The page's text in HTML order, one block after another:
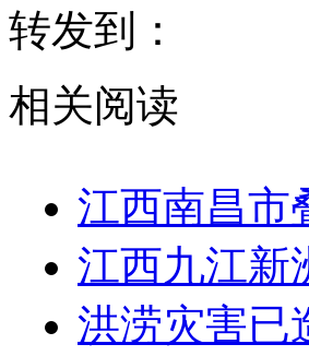
转发到：
相关阅读
江西南昌市
江西九江新
洪涝灾害已